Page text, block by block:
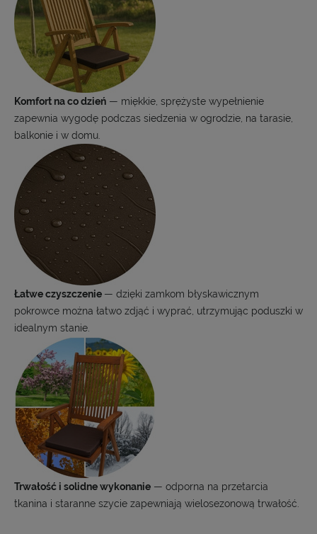
Komfort na co dzień — miękkie, sprężyste wypełnienie
zapewnia wygodę podczas siedzenia w ogrodzie, na tarasie,
balkonie i w domu.
Łatwe czyszczenie — dzięki zamkom błyskawicznym
pokrowce można łatwo zdjąć i wyprać, utrzymując poduszki w
idealnym stanie.
Trwałość i solidne wykonanie — odporna na przetarcia
tkanina i staranne szycie zapewniają wielosezonową trwałość.